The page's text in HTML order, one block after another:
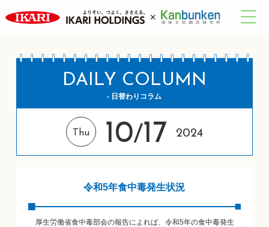
DAILY COLUMN
- 日替わりコラム
Thu 10/17 2024
令和5年食中毒発生状況
厚生労働省食中毒部会の報告によれば、令和5年の食中毒発生